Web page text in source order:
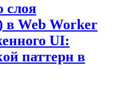
слоя
в Web Worker
UI:
паттерн в